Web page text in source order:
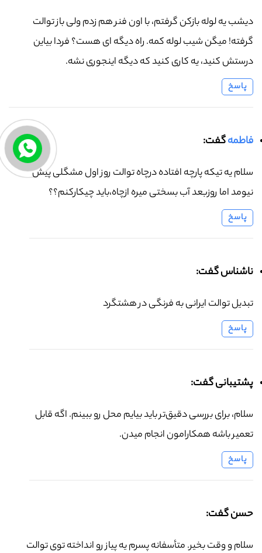
دیشب یه لوله بازکن گرفتم، با اون فنر هم زدم ولی باز توالت
گرفته! میگن شیب لوله کمه. راه دیگه ای هست؟ فردا بیاین
درستش کنید، یه کاری کنید که دیگه اینجوری نشه.
پاسخ
فاطمهگفت:
سلام یه تیکه پارچه افتاده درچاه توالت روز اول مشگلی پیش
نیومد اما روزبعد آب بسختی میره ازچاه،باید چیکارکنم؟؟
پاسخ
ناشناس گفت:
تبدیل توالت ایرانی به فرنگی در هشتگرد
پاسخ
پشتیبانی گفت:
سلام، برای بررسی دقیق‌تر باید بیایم محل رو ببینم. اگه قابل
تعمیر باشه همکارامون انجام میدن.
پاسخ
حسن گفت:
سلام و وقت بخیر. متأسفانه پسرم یه پیاز رو انداخته توی توالت